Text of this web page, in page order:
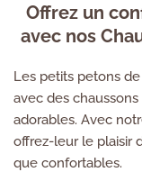
Offrez un
avec nos
Les petits petons
avec des
adorables. Avec
offrez-leur le plaisir
que confortables.